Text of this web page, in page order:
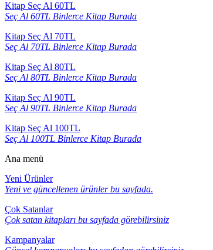
Kitap Seç Al 60TL
Seç Al 60TL Binlerce Kitap Burada
Kitap Seç Al 70TL
Seç Al 70TL Binlerce Kitap Burada
Kitap Seç Al 80TL
Seç Al 80TL Binlerce Kitap Burada
Kitap Seç Al 90TL
Seç Al 90TL Binlerce Kitap Burada
Kitap Seç Al 100TL
Seç Al 100TL Binlerce Kitap Burada
Ana menü
Yeni Ürünler
Yeni ve güncellenen ürünler bu sayfada.
Çok Satanlar
Çok satan kitapları bu sayfada görebilirsiniz
Kampanyalar